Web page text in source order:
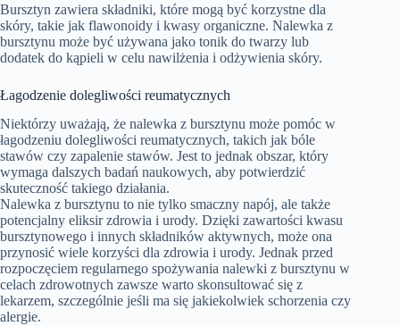
Bursztyn zawiera składniki, które mogą być korzystne dla
skóry, takie jak flawonoidy i kwasy organiczne. Nalewka z
bursztynu może być używana jako tonik do twarzy lub
dodatek do kąpieli w celu nawilżenia i odżywienia skóry.
Łagodzenie dolegliwości reumatycznych
Niektórzy uważają, że nalewka z bursztynu może pomóc w
łagodzeniu dolegliwości reumatycznych, takich jak bóle
stawów czy zapalenie stawów. Jest to jednak obszar, który
wymaga dalszych badań naukowych, aby potwierdzić
skuteczność takiego działania.
Nalewka z bursztynu to nie tylko smaczny napój, ale także
potencjalny eliksir zdrowia i urody. Dzięki zawartości kwasu
bursztynowego i innych składników aktywnych, może ona
przynosić wiele korzyści dla zdrowia i urody. Jednak przed
rozpoczęciem regularnego spożywania nalewki z bursztynu w
celach zdrowotnych zawsze warto skonsultować się z
lekarzem, szczególnie jeśli ma się jakiekolwiek schorzenia czy
alergie.